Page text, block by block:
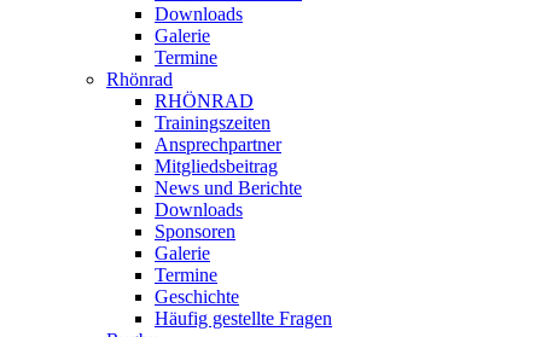
Downloads
Galerie
Termine
Rhönrad
RHÖNRAD
Trainingszeiten
Ansprechpartner
Mitgliedsbeitrag
News und Berichte
Downloads
Sponsoren
Galerie
Termine
Geschichte
Häufig gestellte Fragen